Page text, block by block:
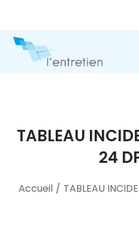
TABLEAU
24
Accueil / TABLEAU